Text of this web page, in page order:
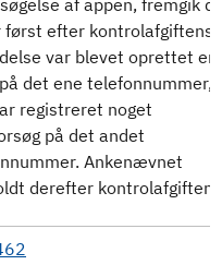
af appen, fremgik
først efter kontrolafgiftens
var blevet oprettet en
det ene telefonnummer,
registreret noget
på det andet
Ankenævnet
derefter kontrolafgiften.